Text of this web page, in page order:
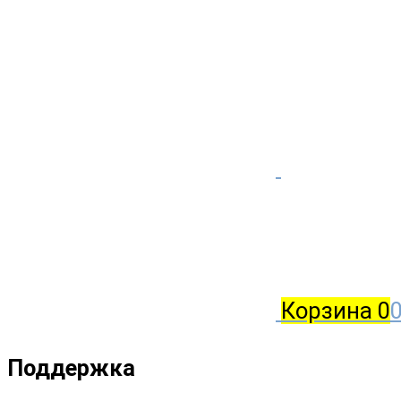
Корзина 0
Поддержка